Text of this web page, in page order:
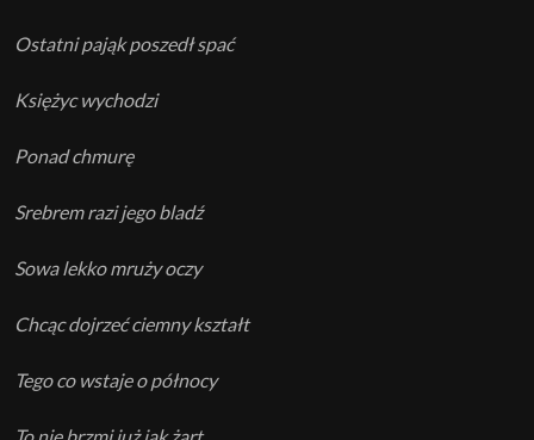
Ostatni pająk poszedł spać
Księżyc wychodzi
Ponad chmurę
Srebrem razi jego bladź
Sowa lekko mruży oczy
Chcąc dojrzeć ciemny kształt
Tego co wstaje o północy